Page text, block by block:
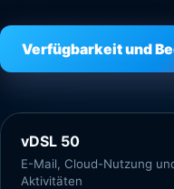
Verfügbarkeit und
vDSL 50
E-Mail, Cloud-Nutzung
Aktivitäten